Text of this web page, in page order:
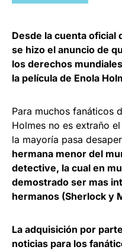
Desde la cuenta oficial
se hizo el anuncio de
los derechos mundiales
la película de Enola
Para muchos fanáticos
Holmes no es extraño
la mayoría pasa
hermana menor del
detective, la cual en
demostrado ser mas
hermanos (Sherlock y
La adquisición por
noticias para los